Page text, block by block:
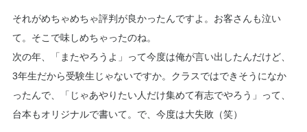
それがめちゃめちゃ評判が良かったんですよ。お客さんも泣い
て。そこで味しめちゃったのね。
次の年、「またやろうよ」って今度は俺が言い出したんだけど、
3年生だから受験生じゃないですか。クラスではできそうになか
ったんで、「じゃあやりたい人だけ集めて有志でやろう」って、
台本もオリジナルで書いて。で、今度は大失敗（笑）